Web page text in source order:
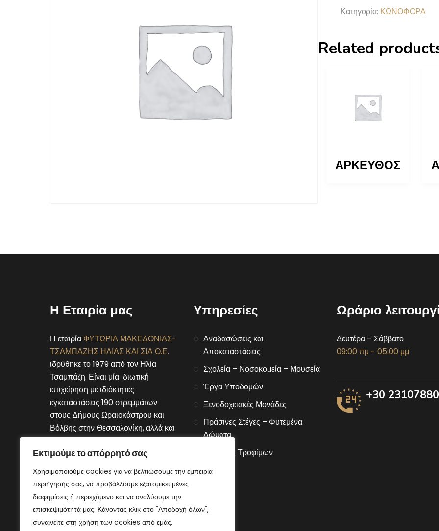
Εκτιμούμε το απόρρητό σας
Χρησιμοποιούμε cookies για να βελτιώσουμε την εμπειρία
περιήγησής σας, να προβάλλουμε εξατομικευμένες
διαφημίσεις ή περιεχόμενο και να αναλύουμε την
επισκεψιμότητά μας. Κάνοντας κλικ στο "Αποδοχή όλων",
συναινείτε στη χρήση των cookies από εμάς.
Κατηγορία: ΚΩΝΟΦΟΡΑ
Related
ΑΡΚΕΥΘΟΣ
Η Εταιρία μας
Η εταιρία ΦΥΤΩΡΙΑ ΜΑΚΕΔΟΝΙΑΣ-
ΤΣΑΜΠΑΖΗΣ ΗΛΙΑΣ ΚΑΙ ΣΙΑ Ο.Ε.
ιδρύθηκε το 1979 από τον Ηλία
Τσαμπάζη. Είναι μία ιδιωτική
επιχείρηση με ιδιόκτητες
εγκαταστάσεις 190 στρεμμάτων
στους Δήμους Ωραιοκάστρου και
Βόλβης στην Θεσσαλονίκη, αλλά και
στον Δήμο Μουριών του νομού
Κιλκίς.
Connect With Us
Υπηρεσίες
Αναδασώσεις και
Αποκαταστάσεις
Σχολεία – Νοσοκομεία – Μουσεία
Έργα Υποδομών
Ξενοδοχειακές Μονάδες
Πράσινες Στέγες – Φυτεμένα
Δώματα
Αλυσίδες Τροφίμων
Ωράριο
Δευτέρα – Σάββατο
09:00 πμ - 05:00 μμ
+30